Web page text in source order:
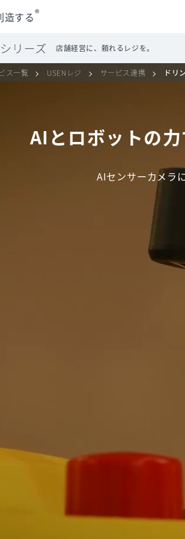
店舗経営に、頼れるレジを。
造する®
ス一覧 USENレジ サービス連携 ドリ
AIとロボットの力
AIセンサーカメラ